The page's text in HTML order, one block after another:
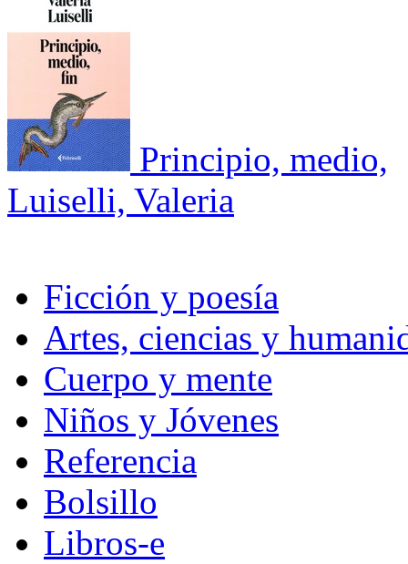
Principio, medio,
Luiselli, Valeria
Ficción y poesía
Artes, ciencias y
Cuerpo y mente
Niños y Jóvenes
Referencia
Bolsillo
Libros-e